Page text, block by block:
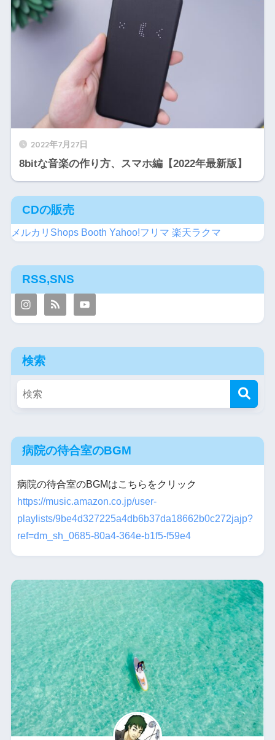
2022年7月27日
8bitな音楽の作り方、スマホ編【2022年最新版】
CDの販売
メルカリShops Booth Yahoo!フリマ 楽天ラクマ
RSS,SNS
検索
病院の待合室のBGM
病院の待合室のBGMはこちらをクリック
https://music.amazon.co.jp/user-
playlists/9be4d327225a4db6b37da18662b0c272jajp?
ref=dm_sh_0685-80a4-364e-b1f5-f59e4